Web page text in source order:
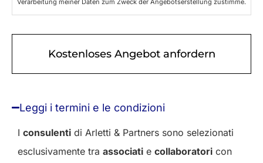
Leggi i termini e le condizioni
I consulenti di Arletti & Partners sono selezionati
esclusivamente tra associati e collaboratori con